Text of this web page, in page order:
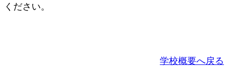
ください。
学校概要へ戻る